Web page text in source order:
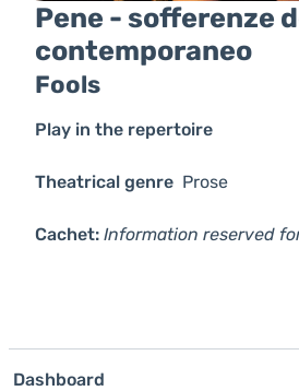
Pene - sofferenze
contemporaneo
Fools
Play in the repertoire
Theatrical genre Prose
Cachet: Information reserved
Dashboard